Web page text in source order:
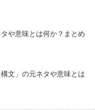
タや意味とは何か？まとめ
構文」の元ネタや意味とは